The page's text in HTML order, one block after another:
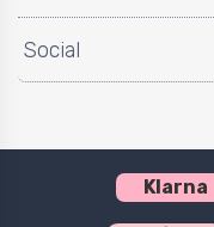
Social
Klarna